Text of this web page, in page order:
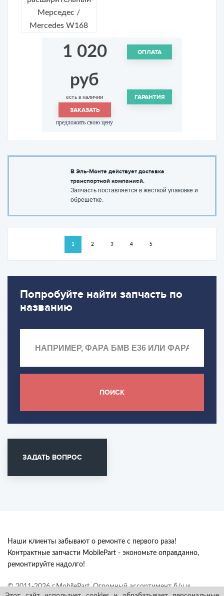
1 020
руб
есть в наличии
ЗАКАЗАТЬ
предложить свою цену
ОПЛАТА
ГАРАНТИЯ
В Эль-Монте действует доставка
транспортной компанией.
Запчасть поставляется в жесткой упаковке и
обрешетке.
1 2 3 4 5
Попробуйте найти запчасть по
названию
ПОИСК
ЗАДАТЬ ВОПРОС
Наши клиенты забывают о ремонте с первого раза!
Контрактные запчасти MobilePart - экономьте оправданно,
ремонтируйте надолго!
© 2011-2026 г.MobilePart. Огромный ассортимент б/у и